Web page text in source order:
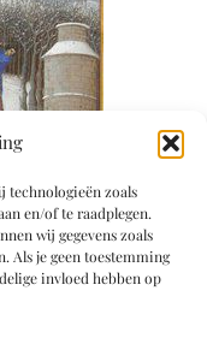
technologieën zoals
en/of te raadplegen.
wij gegevens zoals
Als je geen toestemming
invloed hebben op